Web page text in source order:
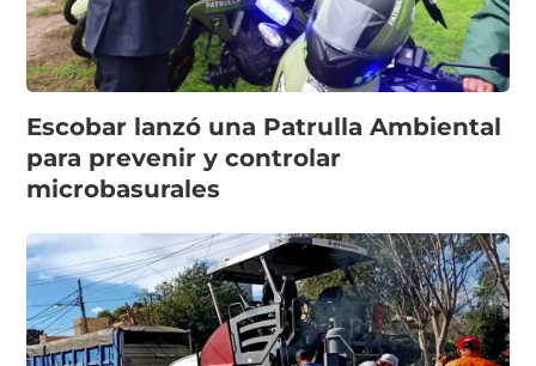
Escobar lanzó una Patrulla Ambiental
para prevenir y controlar
microbasurales